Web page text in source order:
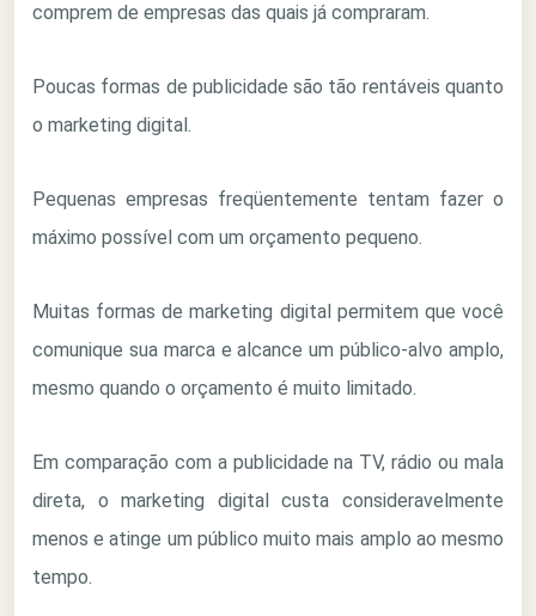
comprem de empresas das quais já compraram.
Poucas formas de publicidade são tão rentáveis ​​quanto
o marketing digital.
Pequenas empresas freqüentemente tentam fazer o
máximo possível com um orçamento pequeno.
Muitas formas de marketing digital permitem que você
comunique sua marca e alcance um público-alvo amplo,
mesmo quando o orçamento é muito limitado.
Em comparação com a publicidade na TV, rádio ou mala
direta, o marketing digital custa consideravelmente
menos e atinge um público muito mais amplo ao mesmo
tempo.